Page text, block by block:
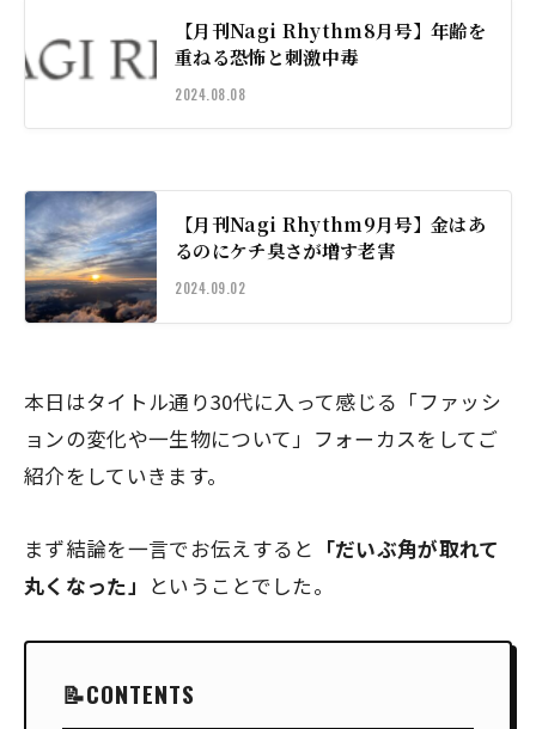
【月刊Nagi Rhythm8月号】年齢を
重ねる恐怖と刺激中毒
2024.08.08
【月刊Nagi Rhythm9月号】金はあ
るのにケチ臭さが増す老害
2024.09.02
本日はタイトル通り30代に入って感じる「ファッシ
ョンの変化や一生物について」フォーカスをしてご
紹介をしていきます。
まず結論を一言でお伝えすると 「だいぶ角が取れて
丸くなった」 ということでした。
CONTENTS